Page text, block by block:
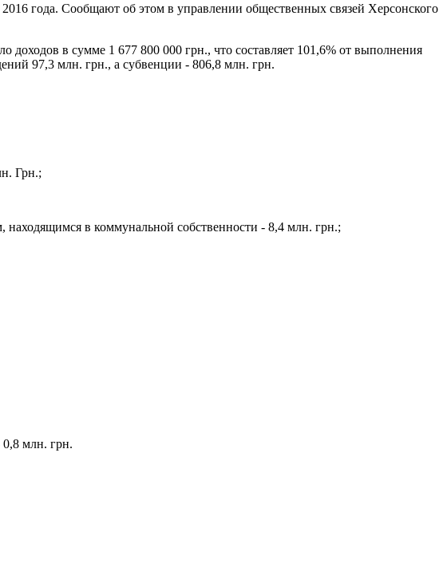
года. Сообщают об этом в управлении общественных связей Херсонского
в сумме 1 677 800 000 грн., что составляет 101,6% от выполнения
97,3 млн. грн., а субвенции - 806,8 млн. грн.
Грн.;
в коммунальной собственности - 8,4 млн. грн.;
млн. грн.